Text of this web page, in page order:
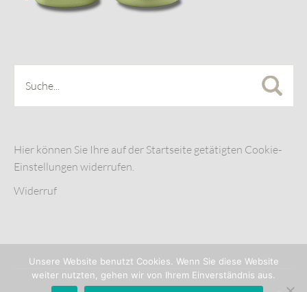
Hier können Sie Ihre auf der Startseite getätigten Cookie-
Einstellungen widerrufen.
Widerruf
Unsere Website benutzt Cookies. Wenn Sie diese Website
weiter nutzten, gehen wir von Ihrem Einverständnis aus.